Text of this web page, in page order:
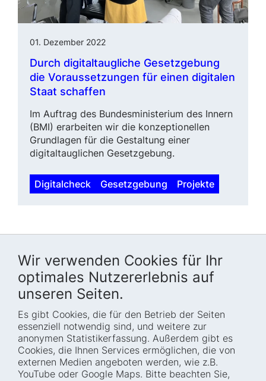
Wir verwenden Cookies für Ihr
optimales Nutzererlebnis auf
unseren Seiten.
Es gibt Cookies, die für den Betrieb der Seiten
essenziell notwendig sind, und weitere zur
anonymen Statistikerfassung. Außerdem gibt es
Cookies, die Ihnen Services ermöglichen, die von
externen Medien angeboten werden, wie z.B.
YouTube oder Google Maps. Bitte beachten Sie,
01. Dezember 2022
Durch digitaltaugliche Gesetz­gebung
die Voraussetzungen für einen digitalen
Staat schaffen
Im Auftrag des Bundesministerium des Innern
(BMI) erarbeiten wir die konzeptionellen
Grundlagen für die Gestaltung einer
digitaltauglichen Gesetzgebung.
Digitalcheck Gesetzgebung Projekte
Startseite
Wer wir sind
Wie wir arbeiten
Projekte
Blog
Presse
Termine
Barrierefreiheit